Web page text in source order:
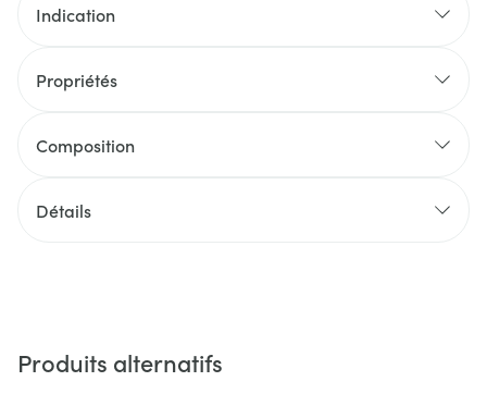
Indication
Propriétés
Composition
Détails
Produits alternatifs